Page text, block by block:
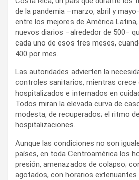
de la pandemia –marzo, abril y
entre los mejores de América
nuevos diarios –alrededor de 500–
cada uno de esos tres meses,
400 por mes.
Las autoridades advierten la
controles sanitarios, mientras crece
hospitalizados e internados en
Todos miran la elevada curva de
modesta, de recuperados; el ritmo
hospitalizaciones.
Aunque las condiciones no son
países, en toda Centroamérica los
presión, amenazados de colapso;
agotados, con horarios extenuantes